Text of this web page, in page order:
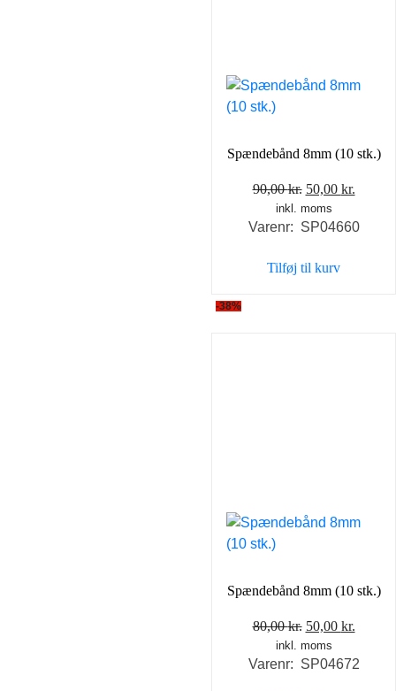
Spændebånd 8mm (10 stk.)
90,00kr. Den
oprindelige
pris
90,00 kr..
50,00 kr.
pris
inkl. moms
Varenr: SP04660
Tilføj til kurv
-38%
Spændebånd 8mm (10 stk.)
80,00kr. Den
oprindelige
pris
50,00 kr.
pris
inkl. moms
Varenr: SP04672